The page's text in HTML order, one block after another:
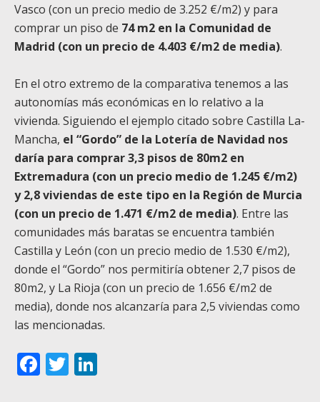
Vasco (con un precio medio de 3.252 €/m2) y para
comprar un piso de 74 m2 en la Comunidad de
Madrid (con un precio de 4.403 €/m2 de media).
En el otro extremo de la comparativa tenemos a las
autonomías más económicas en lo relativo a la
vivienda. Siguiendo el ejemplo citado sobre Castilla La-
Mancha, el “Gordo” de la Lotería de Navidad nos
daría para comprar 3,3 pisos de 80m2 en
Extremadura (con un precio medio de 1.245 €/m2)
y 2,8 viviendas de este tipo en la Región de Murcia
(con un precio de 1.471 €/m2 de media). Entre las
comunidades más baratas se encuentra también
Castilla y León (con un precio medio de 1.530 €/m2),
donde el “Gordo” nos permitiría obtener 2,7 pisos de
80m2, y La Rioja (con un precio de 1.656 €/m2 de
media), donde nos alcanzaría para 2,5 viviendas como
las mencionadas.
Facebook
Twitter